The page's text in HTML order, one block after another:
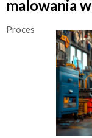
malowania
Proces